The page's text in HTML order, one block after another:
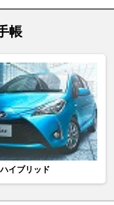
帳
イブリッド